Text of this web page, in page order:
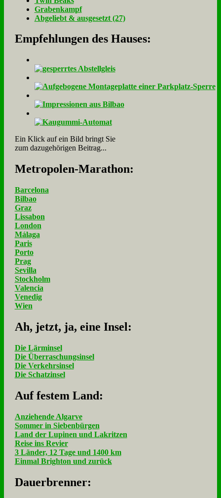
Gra­ben­kampf
Ab­ge­liebt & aus­ge­setzt (27)
Empfehlungen des Hauses:
Ein Klick auf ein Bild bringt Sie
zum dazugehörigen Beitrag...
Me­tro­po­len-Ma­ra­thon:
Barcelona
Bilbao
Graz
Lissabon
London
Málaga
Paris
Porto
Prag
Sevilla
Stockholm
Valencia
Venedig
Wien
Ah, jetzt, ja, ei­ne In­sel:
Die Lärminsel
Die Überraschungsinsel
Die Verkehrsinsel
Die Schatzinsel
Auf fe­stem Land:
Anziehende Algarve
Sommer in Siebenbürgen
Land der Lupinen und Lakritzen
Reise ins Revier
3 Länder, 12 Tage und 1400 km
Einmal Brighton und zurück
Dau­er­bren­ner: